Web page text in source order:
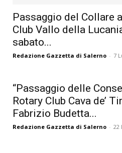
Passaggio del Collare
Club Vallo della
sabato...
Redazione Gazzetta di Salerno - 7
“Passaggio delle
Rotary Club Cava de’
Fabrizio Budetta...
Redazione Gazzetta di Salerno - 22